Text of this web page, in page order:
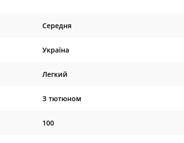
Середня
Україна
Легкий
З тютюном
100